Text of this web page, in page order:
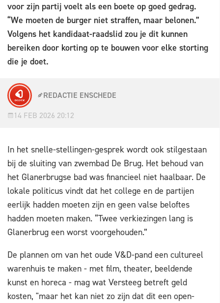
voor zijn partij voelt als een boete op goed gedrag.
“We moeten de burger niet straffen, maar belonen.”
Volgens het kandidaat-raadslid zou je dit kunnen
bereiken door korting op te bouwen voor elke storting
die je doet.
REDACTIE ENSCHEDE
14 FEB 2026 20:12
In het snelle-stellingen-gesprek wordt ook stilgestaan
bij de sluiting van zwembad De Brug. Het behoud van
het Glanerbrugse bad was financieel niet haalbaar. De
lokale politicus vindt dat het college en de partijen
eerlijk hadden moeten zijn en geen valse beloftes
hadden moeten maken. “Twee verkiezingen lang is
Glanerbrug een worst voorgehouden.”
De plannen om van het oude V&D-pand een cultureel
warenhuis te maken - met film, theater, beeldende
kunst en horeca - mag wat Versteeg betreft geld
kosten, "maar het kan niet zo zijn dat dit een open-